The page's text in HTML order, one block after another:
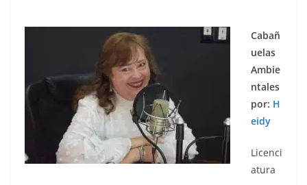
Cabañ
uelas
Ambie
ntales
por: H
eidy
Licenci
atura